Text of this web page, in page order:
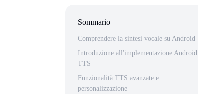
Sommario
Comprendere la sintesi vocale su Android
Introduzione all'implementazione Android
TTS
Funzionalità TTS avanzate e
personalizzazione